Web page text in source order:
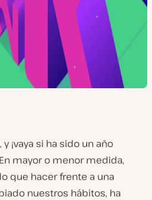
¡vaya si ha sido un año
mayor o menor medida,
que hacer frente a una
nuestros hábitos, ha